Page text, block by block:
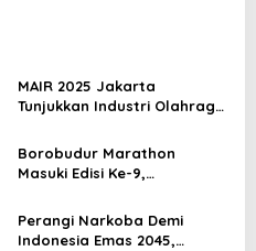
MAIR 2025 Jakarta
Tunjukkan Industri Olahraga
Borobudur Marathon
Masuki Edisi Ke-9,
Kolaborasi
Perangi Narkoba Demi
Indonesia Emas 2045,